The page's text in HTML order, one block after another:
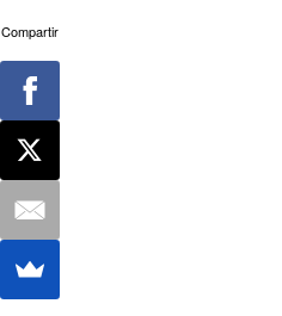
Compartir